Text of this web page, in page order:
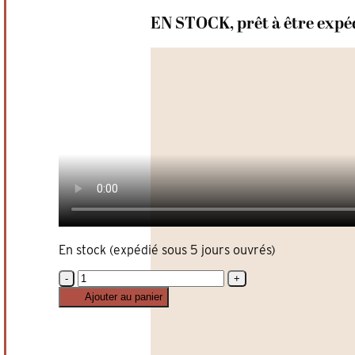
EN STOCK, prêt à être
En stock (expédié sous 5 jours ouvrés)
quantité
de
Comptoir
Ajouter au panier